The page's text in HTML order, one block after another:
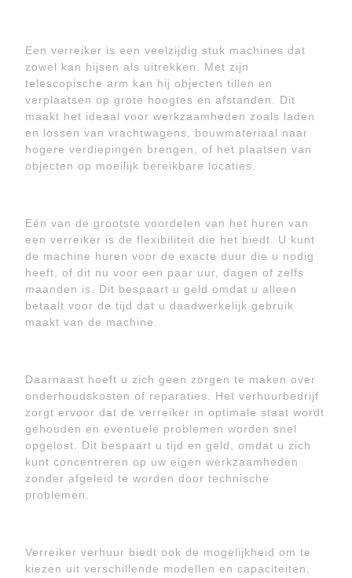
Een verreiker is een veelzijdig stuk machines dat
zowel kan hijsen als uitrekken. Met zijn
telescopische arm kan hij objecten tillen en
verplaatsen op grote hoogtes en afstanden. Dit
maakt het ideaal voor werkzaamheden zoals laden
en lossen van vrachtwagens, bouwmateriaal naar
hogere verdiepingen brengen, of het plaatsen van
objecten op moeilijk bereikbare locaties.
Eén van de grootste voordelen van het huren van
een verreiker is de flexibiliteit die het biedt. U kunt
de machine huren voor de exacte duur die u nodig
heeft, of dit nu voor een paar uur, dagen of zelfs
maanden is. Dit bespaart u geld omdat u alleen
betaalt voor de tijd dat u daadwerkelijk gebruik
maakt van de machine.
Daarnaast hoeft u zich geen zorgen te maken over
onderhoudskosten of reparaties. Het verhuurbedrijf
zorgt ervoor dat de verreiker in optimale staat wordt
gehouden en eventuele problemen worden snel
opgelost. Dit bespaart u tijd en geld, omdat u zich
kunt concentreren op uw eigen werkzaamheden
zonder afgeleid te worden door technische
problemen.
Verreiker verhuur biedt ook de mogelijkheid om te
kiezen uit verschillende modellen en capaciteiten,